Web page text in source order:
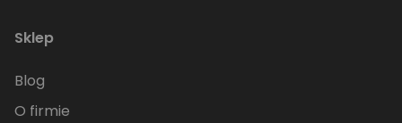
Sklep
Blog
O firmie